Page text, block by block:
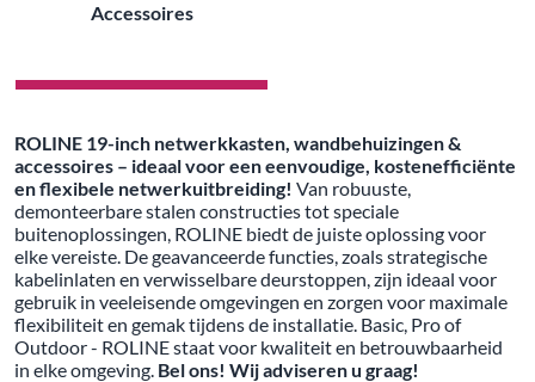
Accessoires
ROLINE 19-inch netwerkkasten, wandbehuizingen &
accessoires – ideaal voor een eenvoudige, kostenefficiënte
en flexibele netwerkuitbreiding! Van robuuste,
demonteerbare stalen constructies tot speciale
buitenoplossingen, ROLINE biedt de juiste oplossing voor
elke vereiste. De geavanceerde functies, zoals strategische
kabelinlaten en verwisselbare deurstoppen, zijn ideaal voor
gebruik in veeleisende omgevingen en zorgen voor maximale
flexibiliteit en gemak tijdens de installatie. Basic, Pro of
Outdoor - ROLINE staat voor kwaliteit en betrouwbaarheid
in elke omgeving. Bel ons! Wij adviseren u graag!